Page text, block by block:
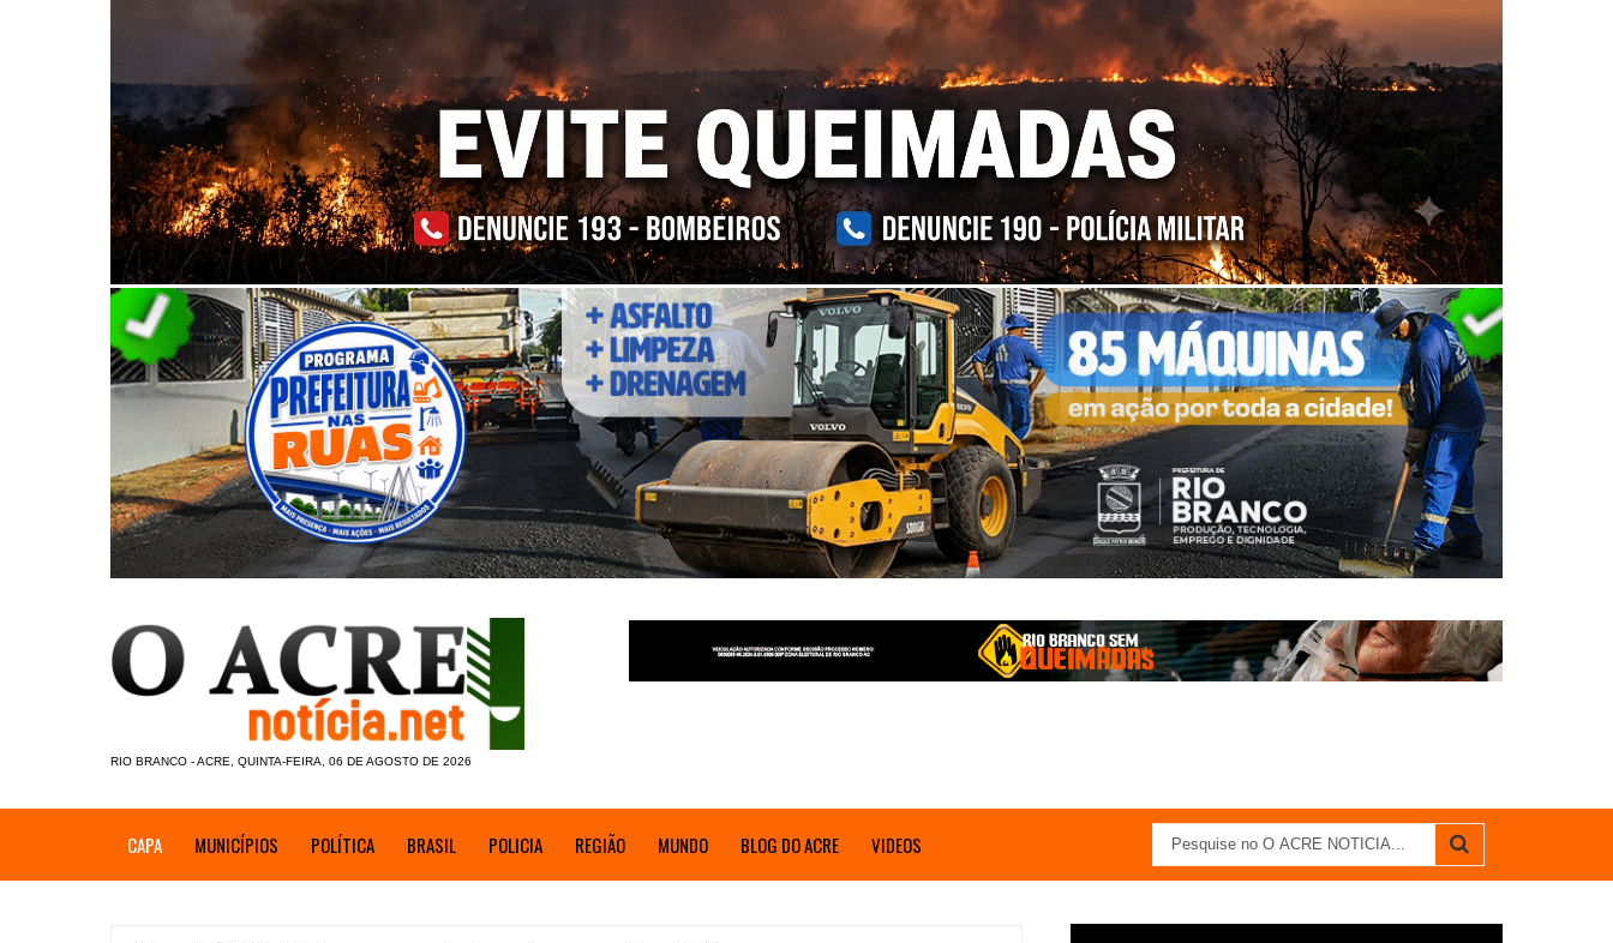
RIO BRANCO - ACRE, QUINTA-FEIRA, 06 DE AGOSTO DE 2026
CAPA MUNICÍPIOS POLÍTICA BRASIL POLICIA REGIÃO MUNDO BLOG DO ACRE VIDEOS